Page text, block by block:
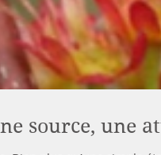
source, une